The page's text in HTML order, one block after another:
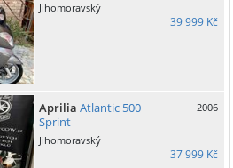
Jihomoravský
39 999 Kč
Aprilia Atlantic 500
Sprint
2006
Jihomoravský
37 999 Kč